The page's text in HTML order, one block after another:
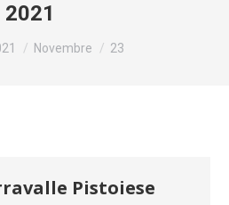
2021
Novembre 23
Pistoiese